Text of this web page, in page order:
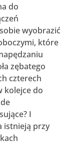
do
wyobrazić
które
zębatego
czterech
kolejce do
I
istnieją przy